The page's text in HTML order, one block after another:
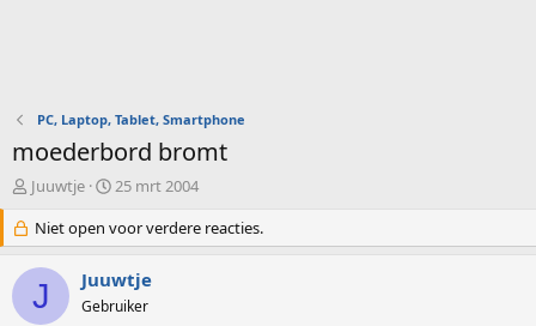
PC, Laptop, Tablet, Smartphone
moederbord bromt
O
d
e
r
w
e
Juuwtje
S
a
r
d
a
25 mrt 2004
Niet open voor verdere reacties.
J Juuwtje
Gebruiker